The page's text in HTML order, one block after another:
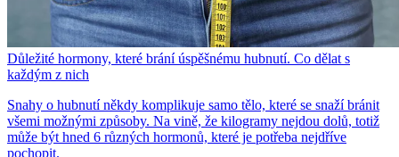
Důležité hormony, které brání úspěšnému hubnutí. Co dělat s
každým z nich
Snahy o hubnutí někdy komplikuje samo tělo, které se snaží bránit
všemi možnými způsoby. Na vině, že kilogramy nejdou dolů, totiž
může být hned 6 různých hormonů, které je potřeba nejdříve
pochopit.